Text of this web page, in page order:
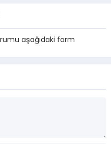
aşağıdaki form